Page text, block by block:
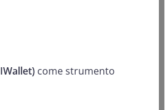
come strumento